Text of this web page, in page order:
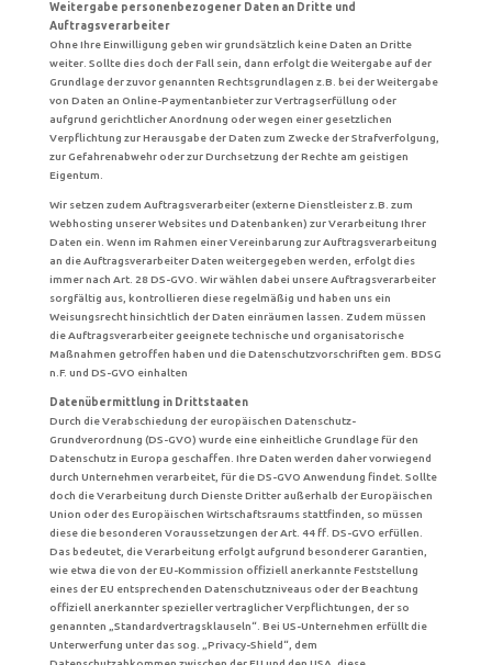
Weitergabe personenbezogener Daten an Dritte und
Auftragsverarbeiter
Ohne Ihre Einwilligung geben wir grundsätzlich keine Daten an Dritte
weiter. Sollte dies doch der Fall sein, dann erfolgt die Weitergabe auf der
Grundlage der zuvor genannten Rechtsgrundlagen z.B. bei der Weitergabe
von Daten an Online-Paymentanbieter zur Vertragserfüllung oder
aufgrund gerichtlicher Anordnung oder wegen einer gesetzlichen
Verpflichtung zur Herausgabe der Daten zum Zwecke der Strafverfolgung,
zur Gefahrenabwehr oder zur Durchsetzung der Rechte am geistigen
Eigentum.
Wir setzen zudem Auftragsverarbeiter (externe Dienstleister z.B. zum
Webhosting unserer Websites und Datenbanken) zur Verarbeitung Ihrer
Daten ein. Wenn im Rahmen einer Vereinbarung zur Auftragsverarbeitung
an die Auftragsverarbeiter Daten weitergegeben werden, erfolgt dies
immer nach Art. 28 DS-GVO. Wir wählen dabei unsere Auftragsverarbeiter
sorgfältig aus, kontrollieren diese regelmäßig und haben uns ein
Weisungsrecht hinsichtlich der Daten einräumen lassen. Zudem müssen
die Auftragsverarbeiter geeignete technische und organisatorische
Maßnahmen getroffen haben und die Datenschutzvorschriften gem. BDSG
n.F. und DS-GVO einhalten
Datenübermittlung in Drittstaaten
Durch die Verabschiedung der europäischen Datenschutz-
Grundverordnung (DS-GVO) wurde eine einheitliche Grundlage für den
Datenschutz in Europa geschaffen. Ihre Daten werden daher vorwiegend
durch Unternehmen verarbeitet, für die DS-GVO Anwendung findet. Sollte
doch die Verarbeitung durch Dienste Dritter außerhalb der Europäischen
Union oder des Europäischen Wirtschaftsraums stattfinden, so müssen
diese die besonderen Voraussetzungen der Art. 44 ff. DS-GVO erfüllen.
Das bedeutet, die Verarbeitung erfolgt aufgrund besonderer Garantien,
wie etwa die von der EU-Kommission offiziell anerkannte Feststellung
eines der EU entsprechenden Datenschutzniveaus oder der Beachtung
offiziell anerkannter spezieller vertraglicher Verpflichtungen, der so
genannten „Standardvertragsklauseln“. Bei US-Unternehmen erfüllt die
Unterwerfung unter das sog. „Privacy-Shield“, dem